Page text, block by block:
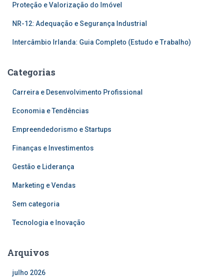
Proteção e Valorização do Imóvel
NR-12: Adequação e Segurança Industrial
Intercâmbio Irlanda: Guia Completo (Estudo e Trabalho)
Categorias
Carreira e Desenvolvimento Profissional
Economia e Tendências
Empreendedorismo e Startups
Finanças e Investimentos
Gestão e Liderança
Marketing e Vendas
Sem categoria
Tecnologia e Inovação
Arquivos
julho 2026